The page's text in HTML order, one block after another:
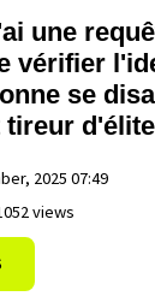
une
vérifier
se
2025 07:49
views